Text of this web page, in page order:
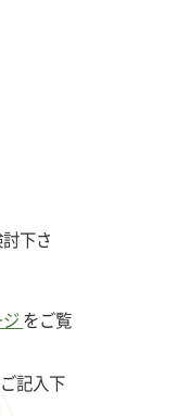
下さ
をご覧
記入下